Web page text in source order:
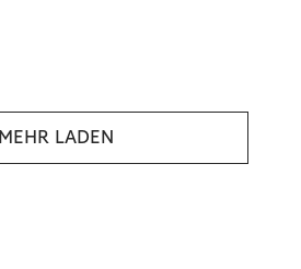
MEHR LADEN